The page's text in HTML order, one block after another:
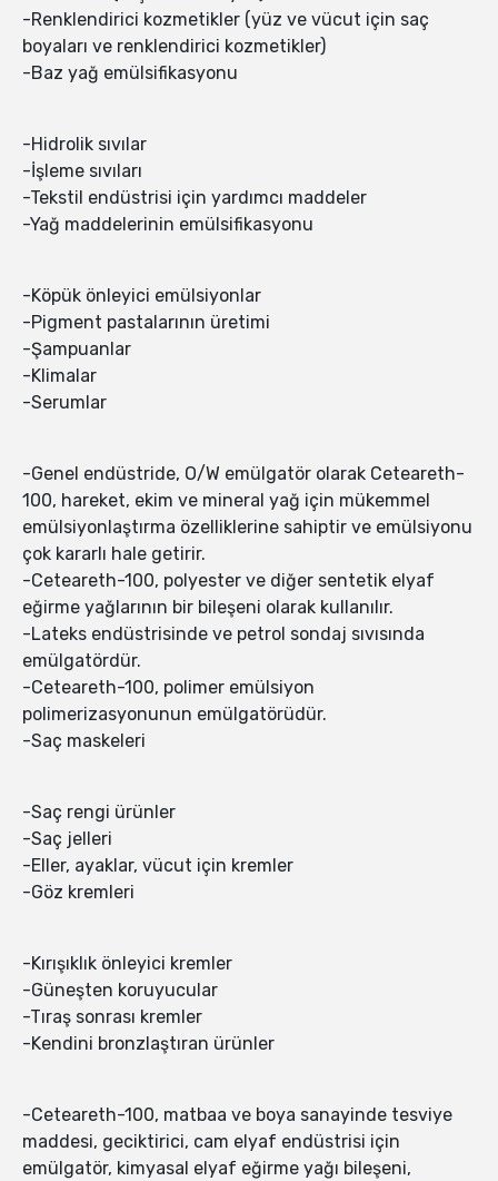
-Renklendirici kozmetikler (yüz ve vücut için saç
boyaları ve renklendirici kozmetikler)
-Baz yağ emülsifikasyonu
-Hidrolik sıvılar
-İşleme sıvıları
-Tekstil endüstrisi için yardımcı maddeler
-Yağ maddelerinin emülsifikasyonu
-Köpük önleyici emülsiyonlar
-Pigment pastalarının üretimi
-Şampuanlar
-Klimalar
-Serumlar
-Genel endüstride, O/W emülgatör olarak Ceteareth-
100, hareket, ekim ve mineral yağ için mükemmel
emülsiyonlaştırma özelliklerine sahiptir ve emülsiyonu
çok kararlı hale getirir.
-Ceteareth-100, polyester ve diğer sentetik elyaf
eğirme yağlarının bir bileşeni olarak kullanılır.
-Lateks endüstrisinde ve petrol sondaj sıvısında
emülgatördür.
-Ceteareth-100, polimer emülsiyon
polimerizasyonunun emülgatörüdür.
-Saç maskeleri
-Saç rengi ürünler
-Saç jelleri
-Eller, ayaklar, vücut için kremler
-Göz kremleri
-Kırışıklık önleyici kremler
-Güneşten koruyucular
-Tıraş sonrası kremler
-Kendini bronzlaştıran ürünler
-Ceteareth-100, matbaa ve boya sanayinde tesviye
maddesi, geciktirici, cam elyaf endüstrisi için
emülgatör, kimyasal elyaf eğirme yağı bileşeni,